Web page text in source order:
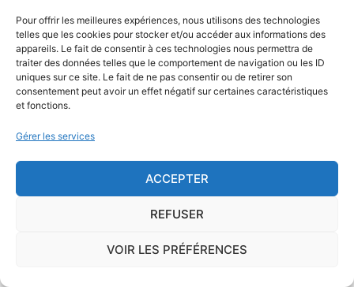
Pour offrir les meilleures expériences, nous utilisons des technologies
telles que les cookies pour stocker et/ou accéder aux informations des
appareils. Le fait de consentir à ces technologies nous permettra de
traiter des données telles que le comportement de navigation ou les ID
uniques sur ce site. Le fait de ne pas consentir ou de retirer son
consentement peut avoir un effet négatif sur certaines caractéristiques
et fonctions.
Gérer les services
ACCEPTER
REFUSER
VOIR LES PRÉFÉRENCES
d'éviter autant que possible lecontact direct entre
le bois et le sol, de s'assurer de l'étanchéité des
façades et toitures, de prévoir des aérations en
sous-sol.
Je demande le descriptif des
risques pour ma ville